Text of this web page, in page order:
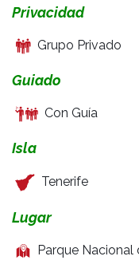
Privacidad
Grupo Privado
Guiado
Con Guía
Isla
Tenerife
Lugar
Parque Nacional